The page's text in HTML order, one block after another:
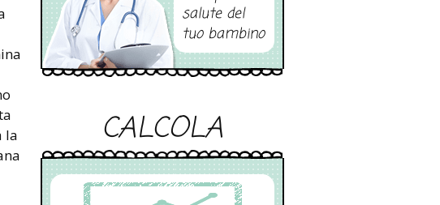
la
salute del
tuo bambino
CALCOLA